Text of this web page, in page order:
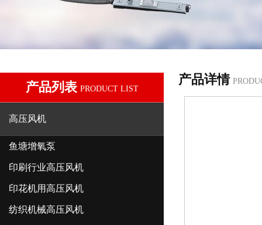
产品列表 PRODUCT LIST
高压风机
鱼塘增氧泵
印刷行业高压风机
印花机用高压风机
纺织机械高压风机
产品详情